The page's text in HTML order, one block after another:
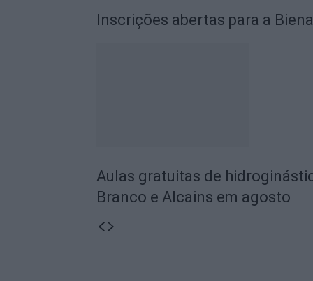
Inscrições abertas para a
Aulas gratuitas de
Branco e Alcains em agosto